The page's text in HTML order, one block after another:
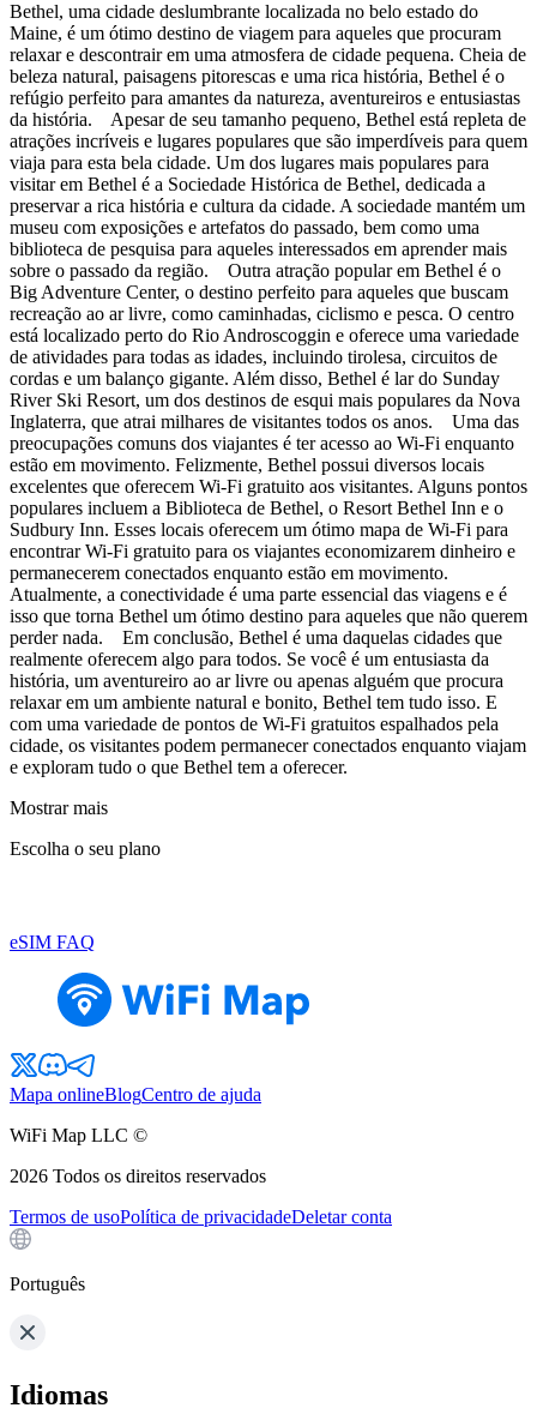
Bethel, uma cidade deslumbrante localizada no belo estado do
Maine, é um ótimo destino de viagem para aqueles que procuram
relaxar e descontrair em uma atmosfera de cidade pequena. Cheia de
beleza natural, paisagens pitorescas e uma rica história, Bethel é o
refúgio perfeito para amantes da natureza, aventureiros e entusiastas
da história. Apesar de seu tamanho pequeno, Bethel está repleta de
atrações incríveis e lugares populares que são imperdíveis para quem
viaja para esta bela cidade. Um dos lugares mais populares para
visitar em Bethel é a Sociedade Histórica de Bethel, dedicada a
preservar a rica história e cultura da cidade. A sociedade mantém um
museu com exposições e artefatos do passado, bem como uma
biblioteca de pesquisa para aqueles interessados em aprender mais
sobre o passado da região. Outra atração popular em Bethel é o
Big Adventure Center, o destino perfeito para aqueles que buscam
recreação ao ar livre, como caminhadas, ciclismo e pesca. O centro
está localizado perto do Rio Androscoggin e oferece uma variedade
de atividades para todas as idades, incluindo tirolesa, circuitos de
cordas e um balanço gigante. Além disso, Bethel é lar do Sunday
River Ski Resort, um dos destinos de esqui mais populares da Nova
Inglaterra, que atrai milhares de visitantes todos os anos. Uma das
preocupações comuns dos viajantes é ter acesso ao Wi-Fi enquanto
estão em movimento. Felizmente, Bethel possui diversos locais
excelentes que oferecem Wi-Fi gratuito aos visitantes. Alguns pontos
populares incluem a Biblioteca de Bethel, o Resort Bethel Inn e o
Sudbury Inn. Esses locais oferecem um ótimo mapa de Wi-Fi para
encontrar Wi-Fi gratuito para os viajantes economizarem dinheiro e
permanecerem conectados enquanto estão em movimento.
Atualmente, a conectividade é uma parte essencial das viagens e é
isso que torna Bethel um ótimo destino para aqueles que não querem
perder nada. Em conclusão, Bethel é uma daquelas cidades que
realmente oferecem algo para todos. Se você é um entusiasta da
história, um aventureiro ao ar livre ou apenas alguém que procura
relaxar em um ambiente natural e bonito, Bethel tem tudo isso. E
com uma variedade de pontos de Wi-Fi gratuitos espalhados pela
cidade, os visitantes podem permanecer conectados enquanto viajam
e exploram tudo o que Bethel tem a oferecer.
Mostrar mais
Escolha o seu plano
eSIM FAQ
Mapa onlineBlogCentro de ajuda
WiFi Map LLC ©
2026 Todos os direitos reservados
Termos de usoPolítica de privacidadeDeletar conta
Português
Idiomas